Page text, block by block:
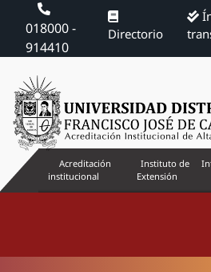
018000 -
914410
Directorio
Acreditación
institucional
Instituto de
Extensión